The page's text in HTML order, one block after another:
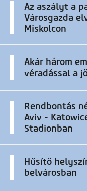
Az aszályt a
Városgazda
Miskolcon
Akár három
véradással a
Rendbontás
Aviv -
Stadionban
Hűsítő
belvárosban